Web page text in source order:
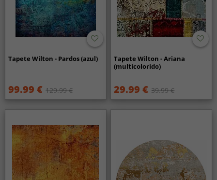
Tapete Wilton - Pardos (azul)
99.99 € 129.99 €
Tapete Wilton - Ariana
(multicolorido)
29.99 € 39.99 €